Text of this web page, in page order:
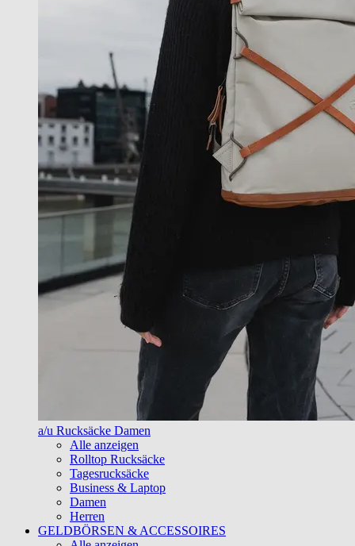
a/u Rucksäcke Damen
Alle anzeigen
Rolltop Rucksäcke
Tagesrucksäcke
Business & Laptop
Damen
Herren
GELDBÖRSEN & ACCESSOIRES